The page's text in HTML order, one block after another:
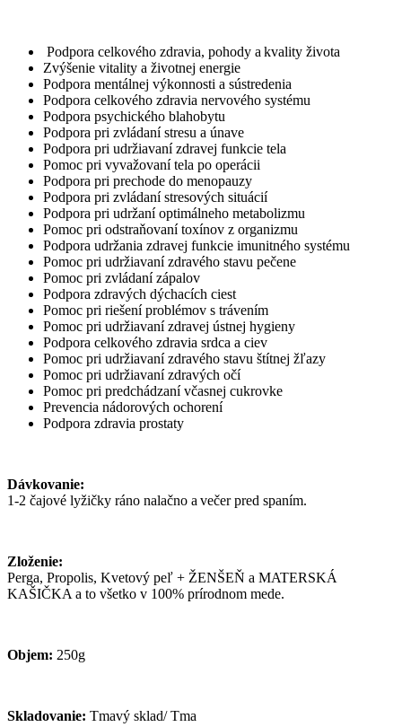
Podpora celkového zdravia, pohody a kvality života
Zvýšenie vitality a životnej energie
Podpora mentálnej výkonnosti a sústredenia
Podpora celkového zdravia nervového systému
Podpora psychického blahobytu
Podpora pri zvládaní stresu a únave
Podpora pri udržiavaní zdravej funkcie tela
Pomoc pri vyvažovaní tela po operácii
Podpora pri prechode do menopauzy
Podpora pri zvládaní stresových situácií
Podpora pri udržaní optimálneho metabolizmu
Pomoc pri odstraňovaní toxínov z organizmu
Podpora udržania zdravej funkcie imunitného systému
Pomoc pri udržiavaní zdravého stavu pečene
Pomoc pri zvládaní zápalov
Podpora zdravých dýchacích ciest
Pomoc pri riešení problémov s trávením
Pomoc pri udržiavaní zdravej ústnej hygieny
Podpora celkového zdravia srdca a ciev
Pomoc pri udržiavaní zdravého stavu štítnej žľazy
Pomoc pri udržiavaní zdravých očí
Pomoc pri predchádzaní včasnej cukrovke
Prevencia nádorových ochorení
Podpora zdravia prostaty
Dávkovanie:
1-2 čajové lyžičky ráno nalačno a večer pred spaním.
Zloženie:
Perga, Propolis, Kvetový peľ + ŽENŠEŇ a MATERSKÁ
KAŠIČKA a to všetko v 100% prírodnom mede.
Objem: 250g
Skladovanie: Tmavý sklad/ Tma